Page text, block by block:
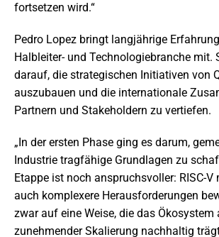
fortsetzen wird.“
Pedro Lopez bringt langjährige
Halbleiter- und Technologiebranche mit.
darauf, die strategischen Initiativen von
auszubauen und die internationale
Partnern und Stakeholdern zu vertiefen.
„In der ersten Phase ging es darum,
Industrie tragfähige Grundlagen zu
Etappe ist noch anspruchsvoller: RISC-
auch komplexere Herausforderungen
zwar auf eine Weise, die das Ökosystem
zunehmender Skalierung nachhaltig